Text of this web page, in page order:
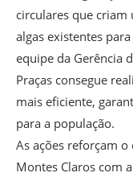
circulares que criam
algas existentes
equipe da Gerência
Praças consegue
mais eficiente,
para a população.
As ações reforçam
Montes Claros com